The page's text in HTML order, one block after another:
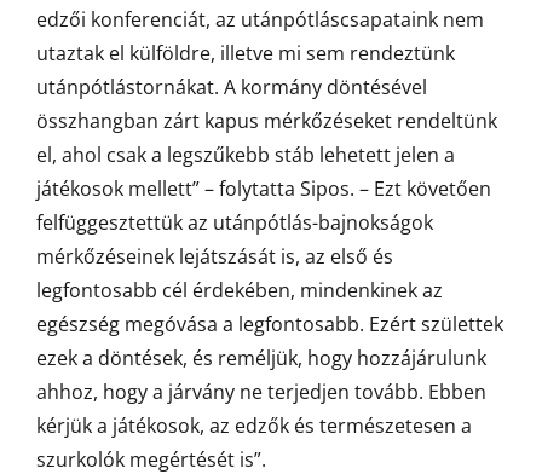
edzői konferenciát, az utánpótláscsapataink nem
utaztak el külföldre, illetve mi sem rendeztünk
utánpótlástornákat. A kormány döntésével
összhangban zárt kapus mérkőzéseket rendeltünk
el, ahol csak a legszűkebb stáb lehetett jelen a
játékosok mellett” – folytatta Sipos. – Ezt követően
felfüggesztettük az utánpótlás-bajnokságok
mérkőzéseinek lejátszását is, az első és
legfontosabb cél érdekében, mindenkinek az
egészség megóvása a legfontosabb. Ezért születtek
ezek a döntések, és reméljük, hogy hozzájárulunk
ahhoz, hogy a járvány ne terjedjen tovább. Ebben
kérjük a játékosok, az edzők és természetesen a
szurkolók megértését is”.